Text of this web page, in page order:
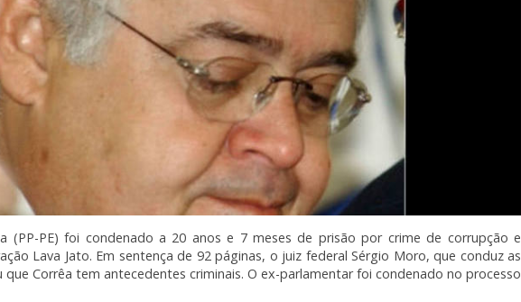
(PP-PE) foi condenado a 20 anos e 7 meses de prisão por crime de corrupção e
Lava Jato. Em sentença de 92 páginas, o juiz federal Sérgio Moro, que conduz as
que Corrêa tem antecedentes criminais. O ex-parlamentar foi condenado no processo